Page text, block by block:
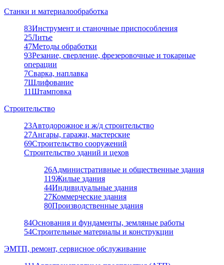
Станки и материалообработка
83Инструмент и станочные приспособления
25Литье
47Методы обработки
93Резание, сверление, фрезеровочные и токарные
операции
7Сварка, наплавка
7Шлифование
11Штамповка
Строительство
23Автодорожное и ж/д строительство
27Ангары, гаражи, мастерские
69Строительство сооружений
Строительство зданий и цехов
26Административные и общественные здания
119Жилые здания
44Индивидуальные здания
27Коммерческие здания
80Производственные здания
84Основания и фундаменты, земляные работы
54Строительные материалы и конструкции
ЭМТП, ремонт, сервисное обслуживание